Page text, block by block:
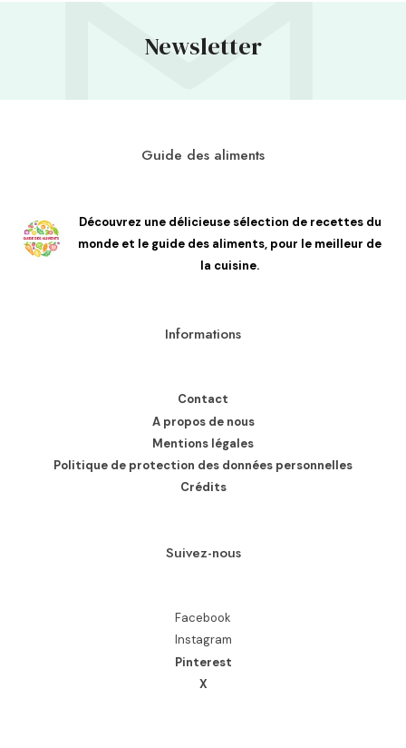
Newsletter
Guide des aliments
Découvrez une délicieuse sélection de recettes du
monde et le guide des aliments, pour le meilleur de
la cuisine.
Informations
Contact
A propos de nous
Mentions légales
Politique de protection des données personnelles
Crédits
Suivez-nous
Facebook
Instagram
Pinterest
X